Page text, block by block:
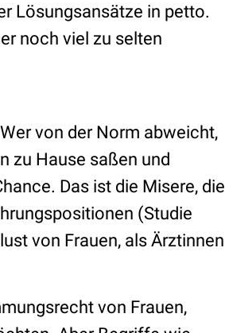
Lösungsansätze in petto.
noch viel zu selten
von der Norm abweicht,
zu Hause saßen und
Das ist die Misere, die
(Studie
von Frauen, als Ärztinnen
von Frauen,